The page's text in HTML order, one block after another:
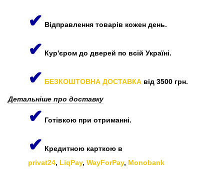
✔ Відправлення товарів кожен день.
✔ Кур'єром до дверей по всій Україні.
✔ БЕЗКОШТОВНА ДОСТАВКА від 3500 грн.
Детальніше про доставку
✔ Готівкою при отриманні.
✔ Кредитною карткою в
privat24, LiqPay, WayForPay, Monobank